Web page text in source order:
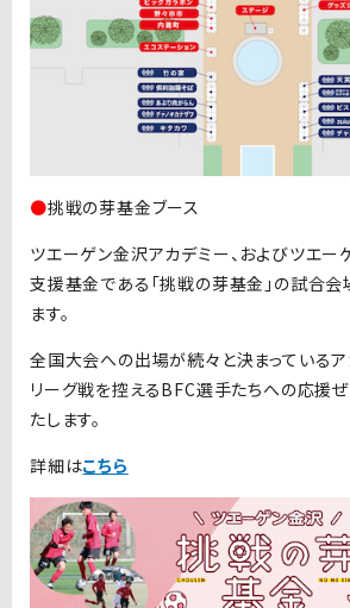
●挑戦の芽基金ブース
ツエーゲン金沢アカデミー、およびツエ
支援基金である「挑戦の芽基金」の試合
ます。
全国大会への出場が続々と決まっているア
リーグ戦を控えるBFC選手たちへの応援
たします。
詳細はこちら